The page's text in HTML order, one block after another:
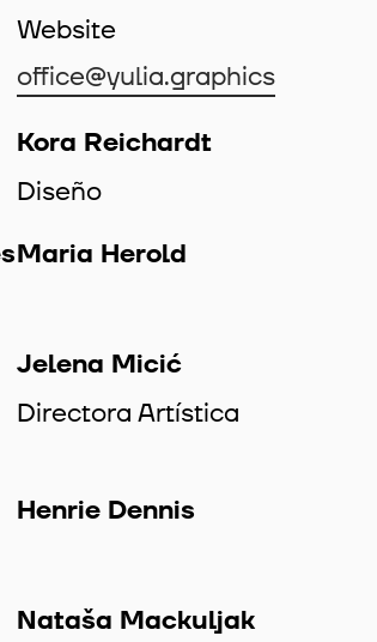
Website
office@yulia.graphics
Kora Reichardt
Diseño
Maria Herold
Jelena Micić
Directora Artística
Henrie Dennis
Nataša Mackuljak